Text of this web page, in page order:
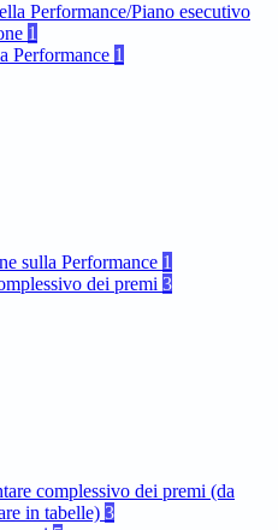
Performance/Piano esecutivo
1
Performance 1
sulla Performance 1
dei premi 3
complessivo dei premi (da
in tabelle) 3